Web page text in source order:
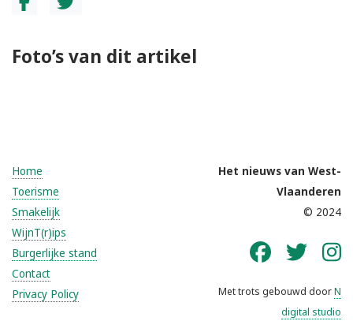
Foto’s van dit artikel
Home
Toerisme
Smakelijk
WijnT(r)ips
Burgerlijke stand
Contact
Privacy Policy
Het nieuws van West-
Vlaanderen
© 2024
Met trots gebouwd doorN
digital studio